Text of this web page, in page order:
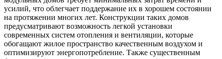
усилий, что облегчает поддержание их в хорошем состоянии
на протяжении многих лет. Конструкции таких домов
предусматривают возможность легкой установки
современных систем отопления и вентиляции, которые
обогащают жилое пространство качественным воздухом и
оптимизируют энергопотребление. Также существенным